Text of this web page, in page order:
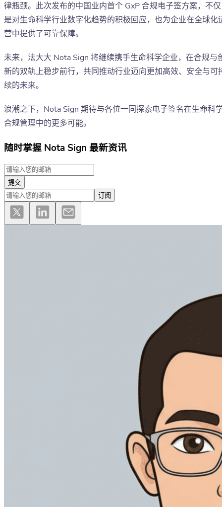
律瓶颈。此次发布的中国业内首个 GxP 合规电子签方案，不仅
是对生命科学行业数字化趋势的积极回应，也为企业在全球化
营中提供了可靠保障。
未来，法大大 Nota Sign 将继续携手生命科学企业，在合规与
新的双轨上稳步前行，共同推动行业迈向更加高效、安全与可
续的未来。
浪潮之下，Nota Sign 期待与各位一同探索电子签名在生命科
合规管理中的更多可能。
随时掌握 Nota Sign 最新资讯
提交
订阅